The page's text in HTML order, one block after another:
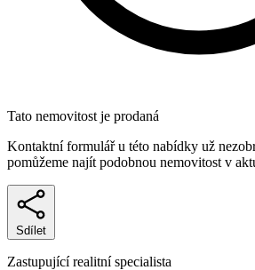
Tato nemovitost je prodaná
Kontaktní formulář u této nabídky už
pomůžeme najít podobnou nemovitost v
Sdílet
Zastupující realitní specialista